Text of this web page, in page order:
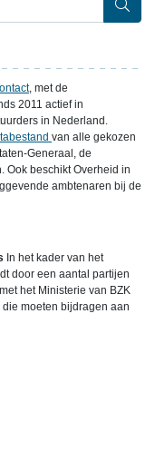
, met de
2011 actief in
in Nederland.
van alle gekozen
Generaal, de
Ook beschikt Overheid in
ambtenaren bij de
In het kader van het
door een aantal partijen
het Ministerie van BZK
moeten bijdragen aan